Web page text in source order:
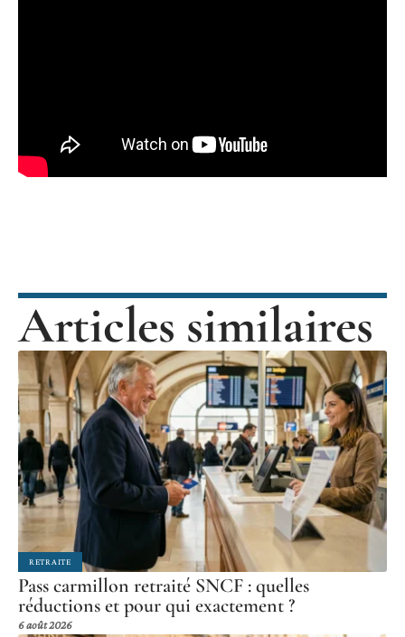
Articles similaires
RETRAITE
Pass carmillon retraité SNCF : quelles
réductions et pour qui exactement ?
6 août 2026